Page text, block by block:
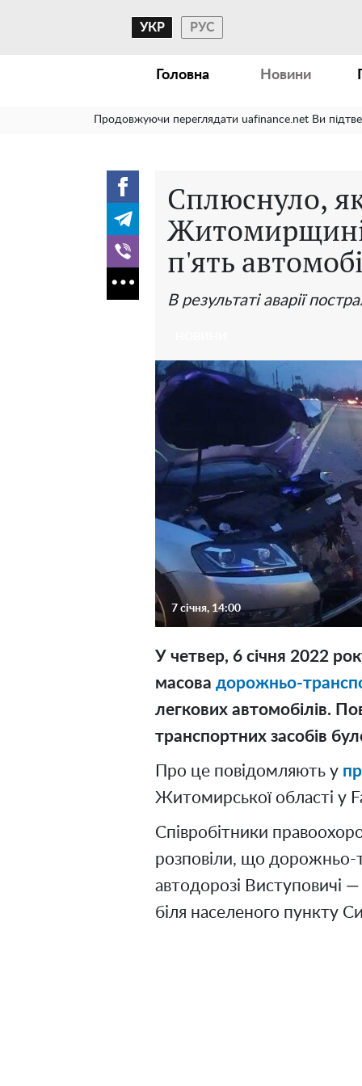
УКР РУС
Головна Новини
Продовжуючи переглядати uafinance.net Ви
Сплюснуло,
Житомирщині
п'ять
В результаті аварії
7 січня, 14:00
У четвер, 6 січня 2022
масова дорожньо-
легкових автомобілів.
транспортних засобів
Про це повідомляють у
Житомирської області у
Співробітники
розповіли, що дорожньо-
автодорозі
біля населеного пункту